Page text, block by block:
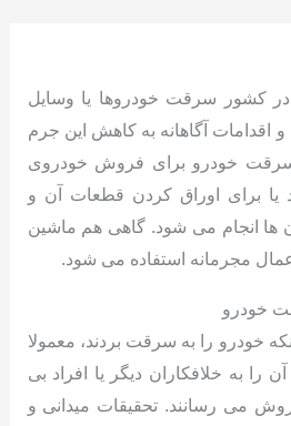
در کشور سرقت خودروها یا وسایل
اقدامات آگاهانه به کاهش این جرم
سرقت خودرو برای فروش خودروی
برای اوراق کردن قطعات آن و
‌ها انجام می ‌شود. گاهی هم ماشین‌
مجرمانه استفاده می ‌شود.
خودرو
خودرو را به سرقت بردند، معمولا
را به خلافکاران دیگر یا افراد بی
می ‌رسانند. تحقیقات میدانی و